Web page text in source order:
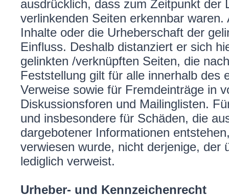
ausdrücklich, dass zum Zeitpunkt der
verlinkenden Seiten erkennbar
Inhalte oder die Urheberschaft der
Einfluss. Deshalb distanziert er sich
gelinkten /verknüpften Seiten, die
Feststellung gilt für alle innerhalb des
Verweise sowie für Fremdeinträge in
Diskussionsforen und Mailinglisten.
und insbesondere für Schäden, die
dargebotener Informationen
verwiesen wurde, nicht derjenige, der
lediglich verweist.
Urheber- und Kennzeichenrecht